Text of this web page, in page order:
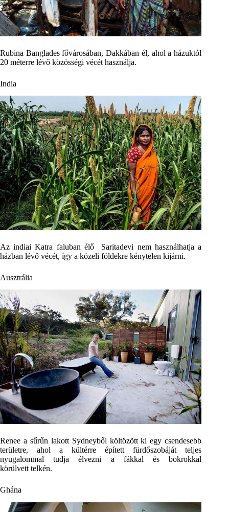
Rubina Banglades fővárosában, Dakkában él, ahol a házuktól
20 méterre lévő közösségi vécét használja.
India
Az indiai Katra faluban élő Saritadevi nem használhatja a
házban lévő vécét, így a közeli földekre kénytelen kijárni.
Ausztrália
Renee a sűrűn lakott Sydneyből költözött ki egy csendesebb
területre, ahol a kültérre épített fürdőszobáját teljes
nyugalommal tudja élvezni a fákkal és bokrokkal
körülvett telkén.
Ghána